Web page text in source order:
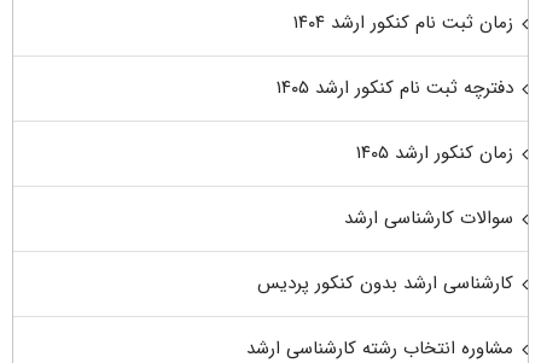
زمان ثبت نام کنکور ارشد ۱۴۰۴
دفترچه ثبت نام کنکور ارشد ۱۴۰۵
زمان کنکور ارشد ۱۴۰۵
سوالات کارشناسی ارشد
کارشناسی ارشد بدون کنکور پردیس
مشاوره انتخاب رشته کارشناسی ارشد